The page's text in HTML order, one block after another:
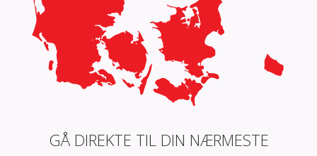
GÅ DIREKTE TIL DIN NÆRMESTE